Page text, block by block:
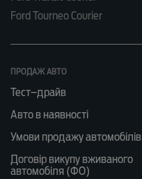
Ford Tourneo Courier
ПРОДАЖ АВТО
Тест–драйв
Авто в наявності
Умови продажу автомобілів
Договір викупу вживаного
автомобіля (ФО)